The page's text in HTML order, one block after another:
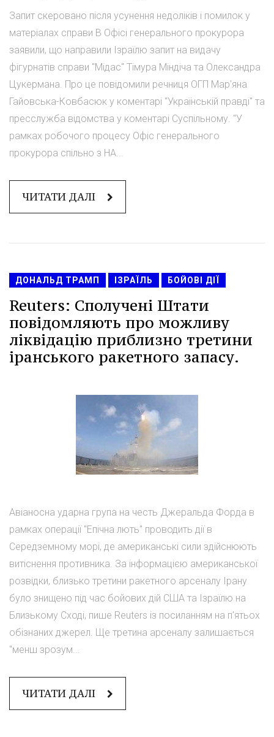
Запит скеровано після усунення недоліків і помилок у
матеріалах справи В Офісі генерального прокурора
заявили, що направили Ізраїлю запит на видачу
фігурнатів справи "Мідас" Тімура Міндіча та Олександра
Цукермана. Про це повідомили речниця ОГП Мар'яна
Гайовська-Ковбасюк у коментарі "Українській правді" та
пресслужба відомства у коментарі Суспільному. "У
рамках робочого процесу Офіс генерального
прокурора спільно з НА...
ЧИТАТИ ДАЛІ
ДОНАЛЬД ТРАМП ІЗРАЇЛЬ БОЙОВІ ДІЇ
Reuters: Сполучені Штати
повідомляють про можливу
ліквідацію приблизно третини
іранського ракетного запасу.
Авіаносна ударна група на честь Джеральда Форда в
рамках операції "Епічна лють" проводить дії в
Середземному морі, де американські сили здійснюють
витіснення противника. За інформацією американської
розвідки, близько третини ракетного арсеналу Ірану
було знищено під час бойових дій США та Ізраїлю на
Близькому Сході, пише Reuters із посиланням на п'ятьох
обізнаних джерел. Ще третина арсеналу залишається
"менш зрозум...
ЧИТАТИ ДАЛІ